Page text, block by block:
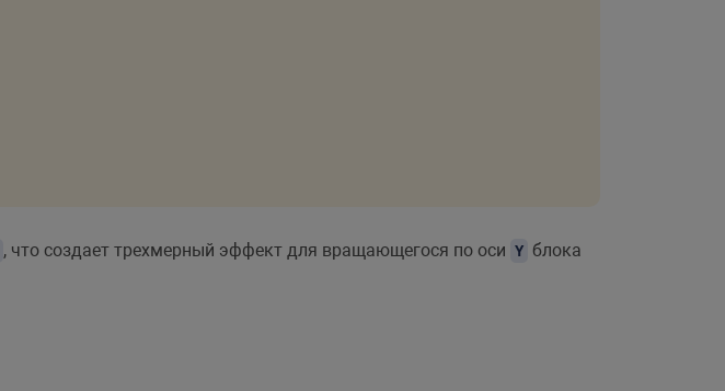
, что создает трехмерный эффект для вращающегося по оси Y блока